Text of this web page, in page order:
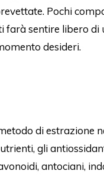
Pochi
farà sentire libero
desideri.
di estrazione
gli
antociani,